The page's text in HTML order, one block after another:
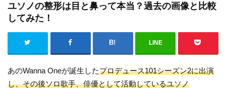
ユソノの整形は目と鼻って本当？過去の画像と比較
してみた！
LINE
あのWanna Oneが誕生したプロデュース101シーズン2に出演
し、その後ソロ歌手、俳優として活動しているユソノ